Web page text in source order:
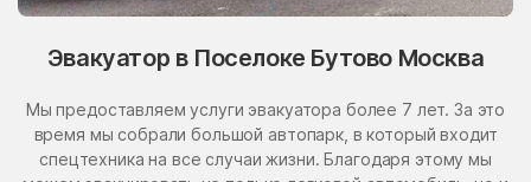
Эвакуатор в Поселоке Бутово Москва
Мы предоставляем услуги эвакуатора более 7 лет. За это
время мы собрали большой автопарк, в который входит
спецтехника на все случаи жизни. Благодаря этому мы